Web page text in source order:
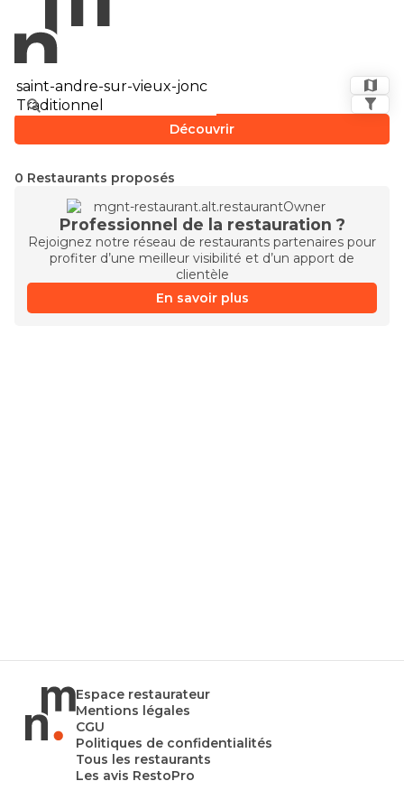
Découvrir
0 Restaurants proposés
Professionnel de la restauration ?
Rejoignez notre réseau de restaurants partenaires pour
profiter d’une meilleur visibilité et d’un apport de
clientèle
En savoir plus
Espace restaurateur
Mentions légales
CGU
Politiques de confidentialités
Tous les restaurants
Les avis RestoPro